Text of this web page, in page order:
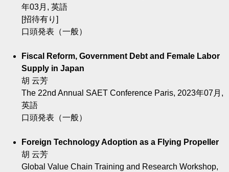
年03月, 英語
[招待有り]
口頭発表（一般）
Fiscal Reform, Government Debt and Female Labor
Supply in Japan
胡 云芳
The 22nd Annual SAET Conference Paris, 2023年07月,
英語
口頭発表（一般）
Foreign Technology Adoption as a Flying Propeller
胡 云芳
Global Value Chain Training and Research Workshop,